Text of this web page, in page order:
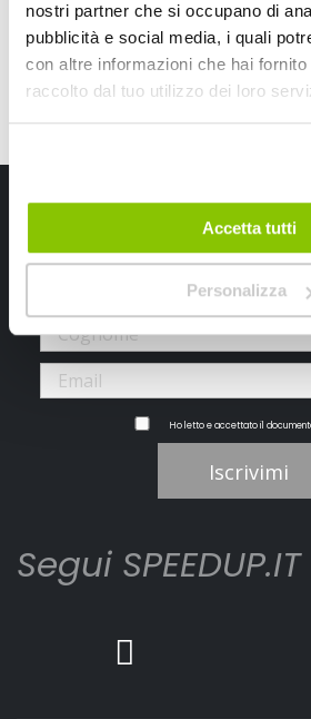
nostri partner che si occupano di
pubblicità e social media, i quali
con altre informazioni che hai
raccolto dal tuo utilizzo dei loro
Accetta tutti
Personalizza
Iscriviti alla
Ricevi subito uno sconto del 10% per il
Ho letto e accettato il
Iscrivimi
Segui SPEEDUP.IT